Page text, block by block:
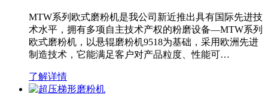
MTW系列欧式磨粉机是我公司新近推出具有国际先进技
术水平，拥有多项自主技术产权的粉磨设备—MTW系列
欧式磨粉机，以悬辊磨粉机9518为基础，采用欧洲先进
制造技术，它能满足客户对产品粒度、性能可…
了解详情